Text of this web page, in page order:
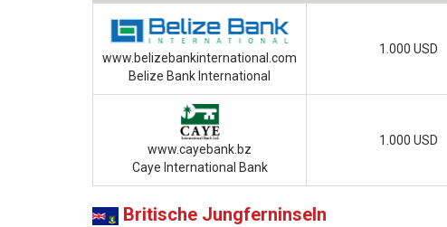
www.belizebankinternational.com
Belize Bank International
1.000 USD
www.cayebank.bz
Caye International Bank
1.000 USD
Britische Jungferninseln